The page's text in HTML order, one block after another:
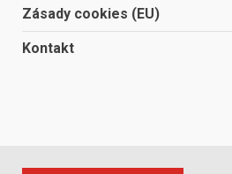
Zásady cookies (EU)
Kontakt